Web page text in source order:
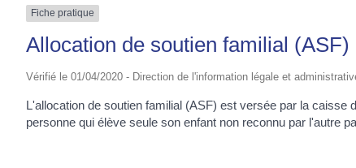
Fiche pratique
Allocation de soutien familial
Vérifié le 01/04/2020 - Direction de l'information légale et
L'allocation de soutien familial (ASF) est versée par la
personne qui élève seule son enfant non reconnu par l'autre